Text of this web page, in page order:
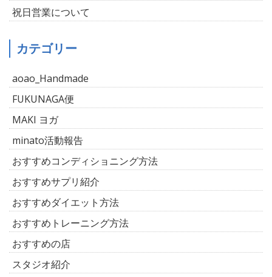
祝日営業について
カテゴリー
aoao_Handmade
FUKUNAGA便
MAKI ヨガ
minato活動報告
おすすめコンディショニング方法
おすすめサプリ紹介
おすすめダイエット方法
おすすめトレーニング方法
おすすめの店
スタジオ紹介